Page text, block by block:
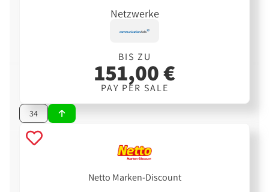
Netzwerke
BIS ZU
151,00 €
PAY PER SALE
34
Netto Marken-Discount